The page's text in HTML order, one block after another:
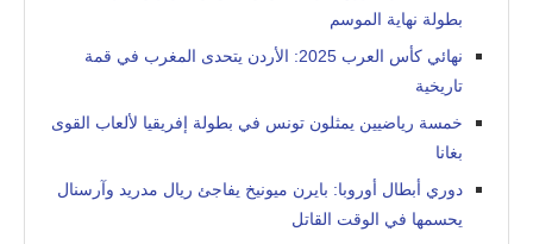
بطولة نهاية الموسم
نهائي كأس العرب 2025: الأردن يتحدى المغرب في قمة
تاريخية
خمسة رياضيين يمثلون تونس في بطولة إفريقيا لألعاب القوى
بغانا
دوري أبطال أوروبا: بايرن ميونيخ يفاجئ ريال مدريد وآرسنال
يحسمها في الوقت القاتل